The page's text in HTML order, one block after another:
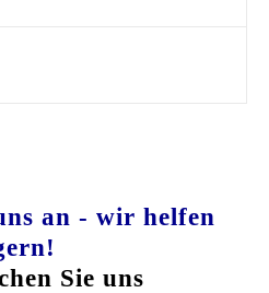
an - wir helfen
Sie uns